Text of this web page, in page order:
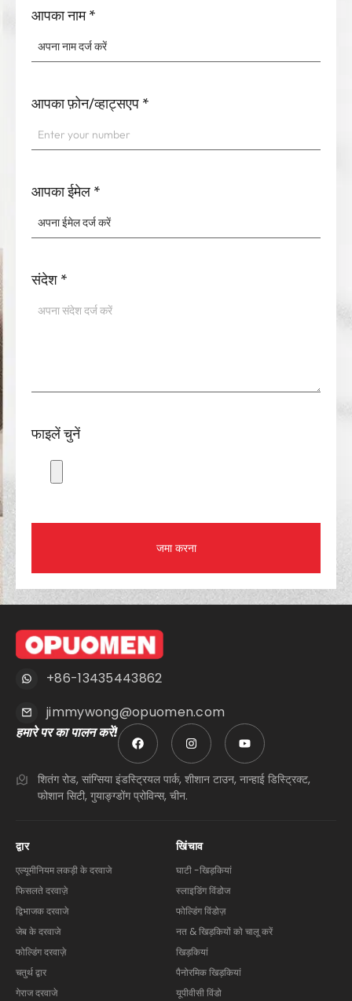
आपका नाम *
आपका फ़ोन/व्हाट्सएप *
आपका ईमेल *
संदेश *
फाइलें चुनें
जमा करना
+86-13435443862
jimmywong@opuomen.com
हमारे पर का पालन करें!
शितंग रोड, सांग्सिया इंडस्ट्रियल पार्क, शीशान टाउन, नान्हाई डिस्ट्रिक्ट,
फोशान सिटी, गुयाङ्ग्डोंग प्रोविन्स, चीन.
द्वार
एल्यूमीनियम लकड़ी के दरवाजे
फिसलते दरवाज़े
द्विभाजक दरवाजे
जेब के दरवाजे
फोल्डिंग दरवाज़े
चतुर्थ द्वार
गेराज दरवाजे
खिंचाव
घाटी -खिड़कियां
स्लाइडिंग विंडोज
फोल्डिंग विंडोज़
नत & खिड़कियों को चालू करें
खिड़कियां
पैनोरमिक खिड़कियां
यूपीवीसी विंडो